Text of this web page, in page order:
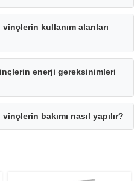
kullanım alanları
enerji gereksinimleri
bakımı nasıl yapılır?